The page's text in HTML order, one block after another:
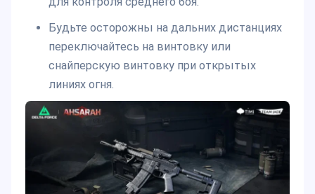
Будьте осторожны на дальних дистанциях
переключайтесь на винтовку или
снайперскую винтовку при открытых
линиях огня.